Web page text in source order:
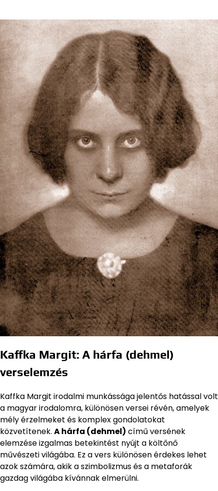
Kaffka Margit: A hárfa (dehmel)
verselemzés
Kaffka Margit irodalmi munkássága jelentős hatással volt
a magyar irodalomra, különösen versei révén, amelyek
mély érzelmeket és komplex gondolatokat
közvetítenek. A hárfa (dehmel) című versének
elemzése izgalmas betekintést nyújt a költőnő
művészeti világába. Ez a vers különösen érdekes lehet
azok számára, akik a szimbolizmus és a metaforák
gazdag világába kívánnak elmerülni.